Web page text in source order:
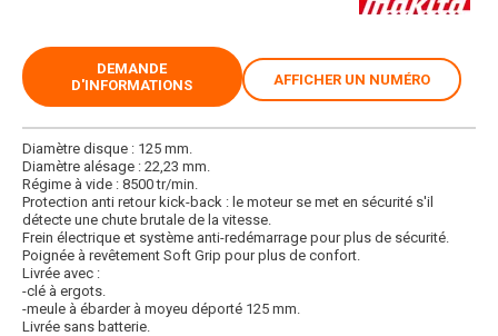
Diamètre disque : 125 mm.
Diamètre alésage : 22,23 mm.
Régime à vide : 8500 tr/min.
Protection anti retour kick-back : le moteur se met en sécurité s'il
détecte une chute brutale de la vitesse.
Frein électrique et système anti-redémarrage pour plus de sécurité.
Poignée à revêtement Soft Grip pour plus de confort.
Livrée avec :
-clé à ergots.
-meule à ébarder à moyeu déporté 125 mm.
Livrée sans batterie.
DEMANDE
D'INFORMATIONS
AFFICHER UN NUMÉRO